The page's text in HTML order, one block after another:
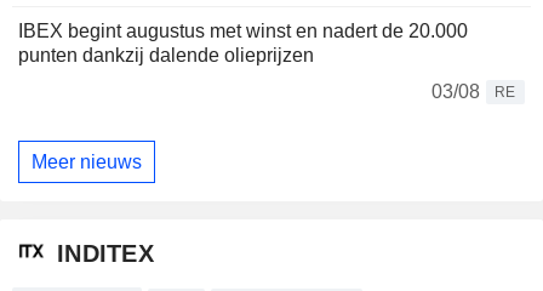
IBEX begint augustus met winst en nadert de 20.000
punten dankzij dalende olieprijzen
03/08
RE
Meer nieuws
INDITEX